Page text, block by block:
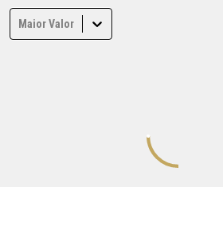
Maior Valor